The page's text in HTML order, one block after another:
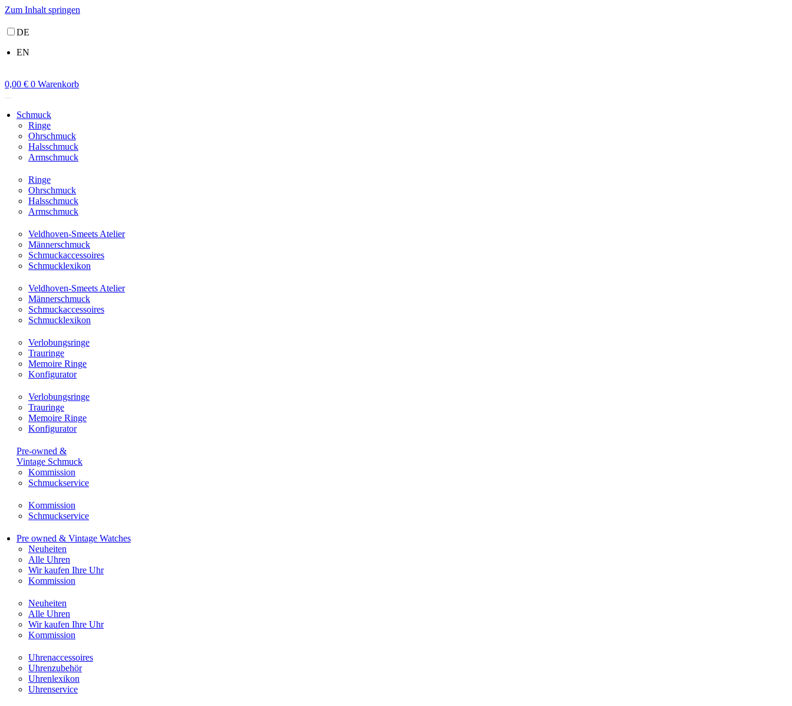
Zum Inhalt springen
DE
EN
0,00 € 0 Warenkorb
Schmuck
Ringe
Ohrschmuck
Halsschmuck
Armschmuck
Ringe
Ohrschmuck
Halsschmuck
Armschmuck
Veldhoven-Smeets Atelier
Männerschmuck
Schmuckaccessoires
Schmucklexikon
Veldhoven-Smeets Atelier
Männerschmuck
Schmuckaccessoires
Schmucklexikon
Verlobungsringe
Trauringe
Memoire Ringe
Konfigurator
Verlobungsringe
Trauringe
Memoire Ringe
Konfigurator
Pre-owned &
Vintage Schmuck
Kommission
Schmuckservice
Kommission
Schmuckservice
Pre owned & Vintage Watches
Neuheiten
Alle Uhren
Wir kaufen Ihre Uhr
Kommission
Neuheiten
Alle Uhren
Wir kaufen Ihre Uhr
Kommission
Uhrenaccessoires
Uhrenzubehör
Uhrenlexikon
Uhrenservice